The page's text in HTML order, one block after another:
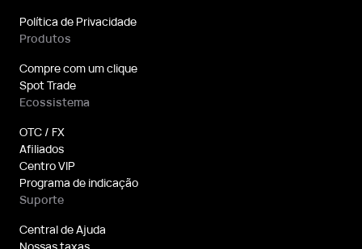
Política de Privacidade
Produtos
Compre com um clique
Spot Trade
Ecossistema
OTC / FX
Afiliados
Centro VIP
Programa de indicação
Suporte
Central de Ajuda